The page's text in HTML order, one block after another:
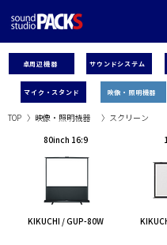
卓周辺機器
マイク・スタンド
サウンドシステム
映像・照明機器
TOP 〉 映像・照明機器 〉 スクリーン
80inch 16:9
KIKUCHI / GUP-80W